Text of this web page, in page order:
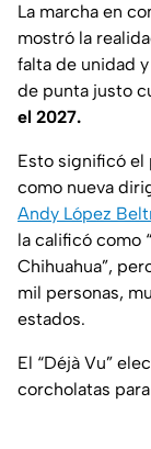
La marcha en
mostró la
falta de unidad
de punta justo
el 2027.
Esto significó el
como nueva
Andy López
la calificó como
Chihuahua”,
mil personas,
estados.
El “Déjà Vu”
corcholatas